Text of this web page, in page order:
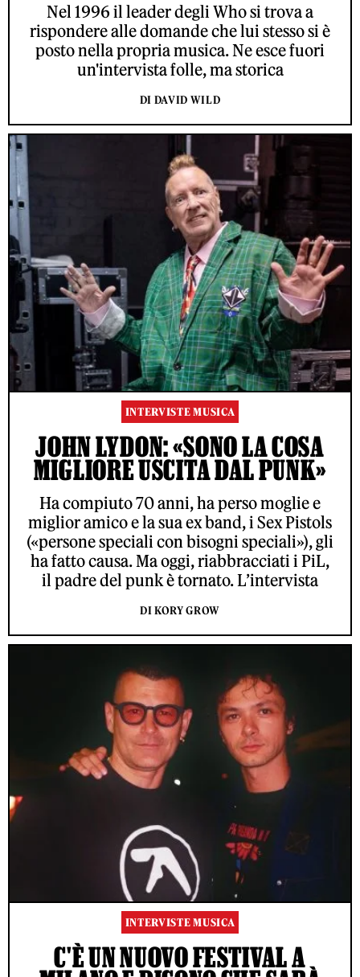
Nel 1996 il leader degli Who si trova a
rispondere alle domande che lui stesso si è
posto nella propria musica. Ne esce fuori
un'intervista folle, ma storica
DI DAVID WILD
INTERVISTE MUSICA
JOHN LYDON: «SONO LA COSA
MIGLIORE USCITA DAL PUNK»
Ha compiuto 70 anni, ha perso moglie e
miglior amico e la sua ex band, i Sex Pistols
(«persone speciali con bisogni speciali»), gli
ha fatto causa. Ma oggi, riabbracciati i PiL,
il padre del punk è tornato. L’intervista
DI KORY GROW
INTERVISTE MUSICA
C'È UN NUOVO FESTIVAL A